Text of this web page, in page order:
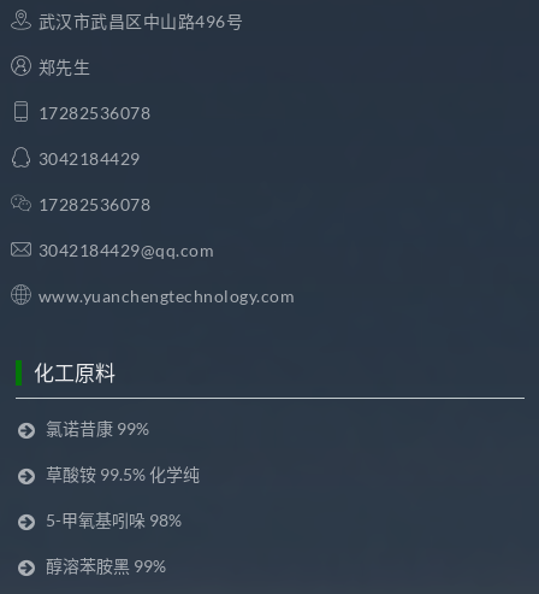
武汉市武昌区中山路496号
郑先生
17282536078
3042184429
17282536078
3042184429@qq.com
www.yuanchengtechnology.com
化工原料
氯诺昔康 99%
草酸铵 99.5% 化学纯
5-甲氧基吲哚 98%
醇溶苯胺黑 99%